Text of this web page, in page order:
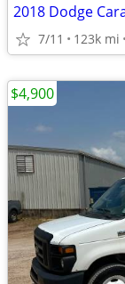
2018 Dodge
7/11 123k mi
$4,900